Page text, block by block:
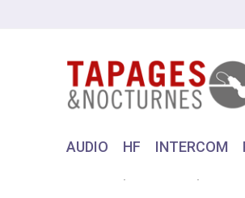
AUDIO HF INTERCOM